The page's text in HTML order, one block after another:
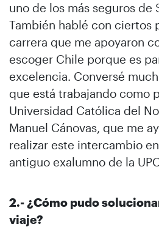
uno de los más seguros de
También hablé con ciertos
carrera que me apoyaron
escoger Chile porque es
excelencia. Conversé
que está trabajando como
Universidad Católica del
Manuel Cánovas, que me
realizar este intercambio
antiguo exalumno de la
2.- ¿Cómo pudo
viaje?